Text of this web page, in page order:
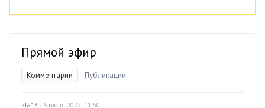
Прямой эфир
Комментарии Публикации
zla13 · 6 июля 2022, 11:50